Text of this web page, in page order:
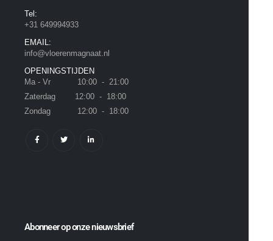
Tel:
+31 649994933
EMAIL:
info@vloerenmagnaat.nl
OPENINGSTIJDEN
Ma - Vr 10:00 - 21:00
Zaterdag 12:00 - 18:00
Zondag 12:00 - 18:00
Abonneer op onze nieuwsbrief